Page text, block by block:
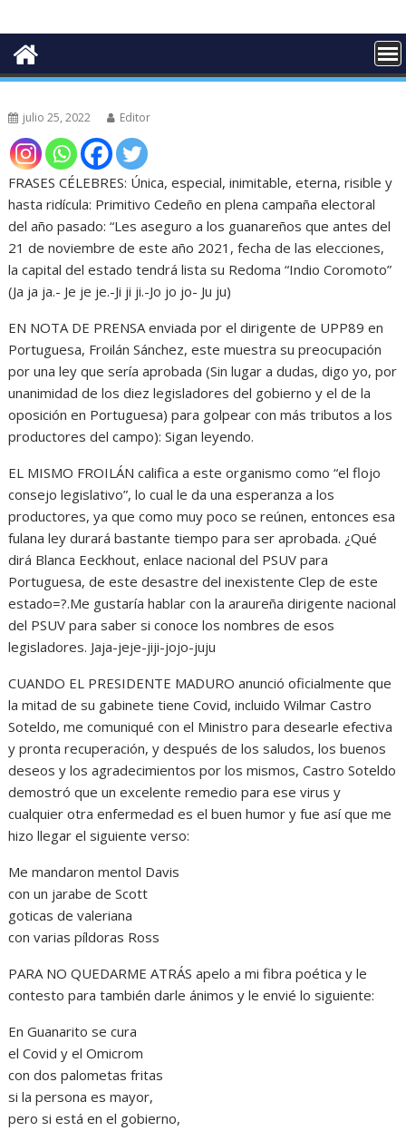
julio 25, 2022 Editor
FRASES CÉLEBRES: Única, especial, inimitable, eterna, risible y
hasta ridícula: Primitivo Cedeño en plena campaña electoral
del año pasado: “Les aseguro a los guanareños que antes del
21 de noviembre de este año 2021, fecha de las elecciones,
la capital del estado tendrá lista su Redoma “Indio Coromoto”
(Ja ja ja.- Je je je.-Ji ji ji.-Jo jo jo- Ju ju)
EN NOTA DE PRENSA enviada por el dirigente de UPP89 en
Portuguesa, Froilán Sánchez, este muestra su preocupación
por una ley que sería aprobada (Sin lugar a dudas, digo yo, por
unanimidad de los diez legisladores del gobierno y el de la
oposición en Portuguesa) para golpear con más tributos a los
productores del campo): Sigan leyendo.
EL MISMO FROILÁN califica a este organismo como “el flojo
consejo legislativo”, lo cual le da una esperanza a los
productores, ya que como muy poco se reúnen, entonces esa
fulana ley durará bastante tiempo para ser aprobada. ¿Qué
dirá Blanca Eeckhout, enlace nacional del PSUV para
Portuguesa, de este desastre del inexistente Clep de este
estado=?.Me gustaría hablar con la araureña dirigente nacional
del PSUV para saber si conoce los nombres de esos
legisladores. Jaja-jeje-jiji-jojo-juju
CUANDO EL PRESIDENTE MADURO anunció oficialmente que
la mitad de su gabinete tiene Covid, incluido Wilmar Castro
Soteldo, me comuniqué con el Ministro para desearle efectiva
y pronta recuperación, y después de los saludos, los buenos
deseos y los agradecimientos por los mismos, Castro Soteldo
demostró que un excelente remedio para ese virus y
cualquier otra enfermedad es el buen humor y fue así que me
hizo llegar el siguiente verso:
Me mandaron mentol Davis
con un jarabe de Scott
goticas de valeriana
con varias píldoras Ross
PARA NO QUEDARME ATRÁS apelo a mi fibra poética y le
contesto para también darle ánimos y le envié lo siguiente:
En Guanarito se cura
el Covid y el Omicrom
con dos palometas fritas
si la persona es mayor,
pero si está en el gobierno,